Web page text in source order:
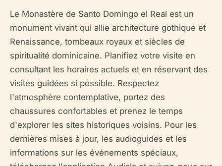
Le Monastère de Santo Domingo el Real est un
monument vivant qui allie architecture gothique et
Renaissance, tombeaux royaux et siècles de
spiritualité dominicaine. Planifiez votre visite en
consultant les horaires actuels et en réservant des
visites guidées si possible. Respectez
l'atmosphère contemplative, portez des
chaussures confortables et prenez le temps
d'explorer les sites historiques voisins. Pour les
dernières mises à jour, les audioguides et les
informations sur les événements spéciaux,